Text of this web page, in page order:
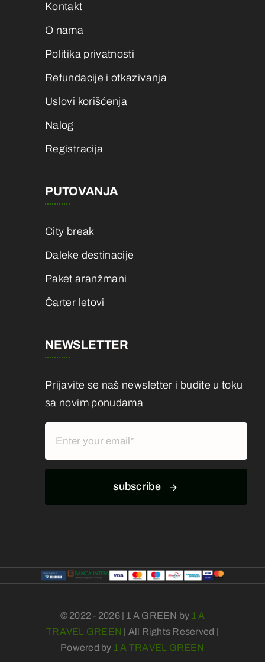
Kontakt
O nama
Politika privatnosti
Refundacije i otkazivanja
Uslovi korišćenja
Nalog
Registracija
PUTOVANJA
City break
Daleke destinacije
Paket aranžmani
Čarter letovi
NEWSLETTER
Prijavite se naš newsletter i budite u toku
sa novim ponudama
subscribe
© 2022 - 2026 | 1 A GREEN by 1 A
TRAVEL GREEN | All Rights Reserved |
Powered by 1 A TRAVEL GREEN